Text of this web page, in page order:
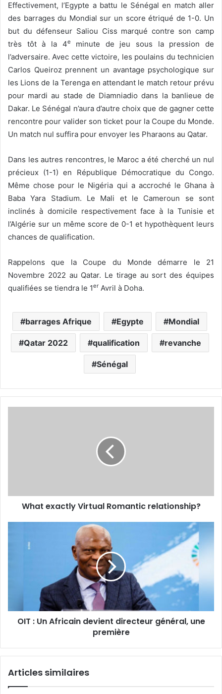
Effectivement, l’Egypte a battu le Sénégal en match aller
des barrages du Mondial sur un score étriqué de 1-0. Un
but du défenseur Saliou Ciss marqué contre son camp
très tôt à la 4e
minute de jeu sous la pression de
l’adversaire. Avec cette victoire, les poulains du technicien
Carlos Queiroz prennent un avantage psychologique sur
les Lions de la Terenga en attendant le match retour prévu
pour mardi au stade de Diamniadio dans la banlieue de
Dakar. Le Sénégal n’aura d’autre choix que de gagner cette
rencontre pour valider son ticket pour la Coupe du Monde.
Un match nul suffira pour envoyer les Pharaons au Qatar.
Dans les autres rencontres, le Maroc a été cherché un nul
précieux (1-1) en République Démocratique du Congo.
Même chose pour le Nigéria qui a accroché le Ghana à
Baba Yara Stadium. Le Mali et le Cameroun se sont
inclinés à domicile respectivement face à la Tunisie et
l’Algérie sur un même score de 0-1 et hypothèquent leurs
chances de qualification.
Rappelons que la Coupe du Monde démarre le 21
Novembre 2022 au Qatar. Le tirage au sort des équipes
qualifiées se tiendra le 1er Avril à Doha.
barrages Afrique Egypte Mondial
Qatar 2022 qualification revanche
Sénégal
What exactly Virtual Romantic relationship?
OIT : Un Africain devient directeur général, une
première
Articles similaires